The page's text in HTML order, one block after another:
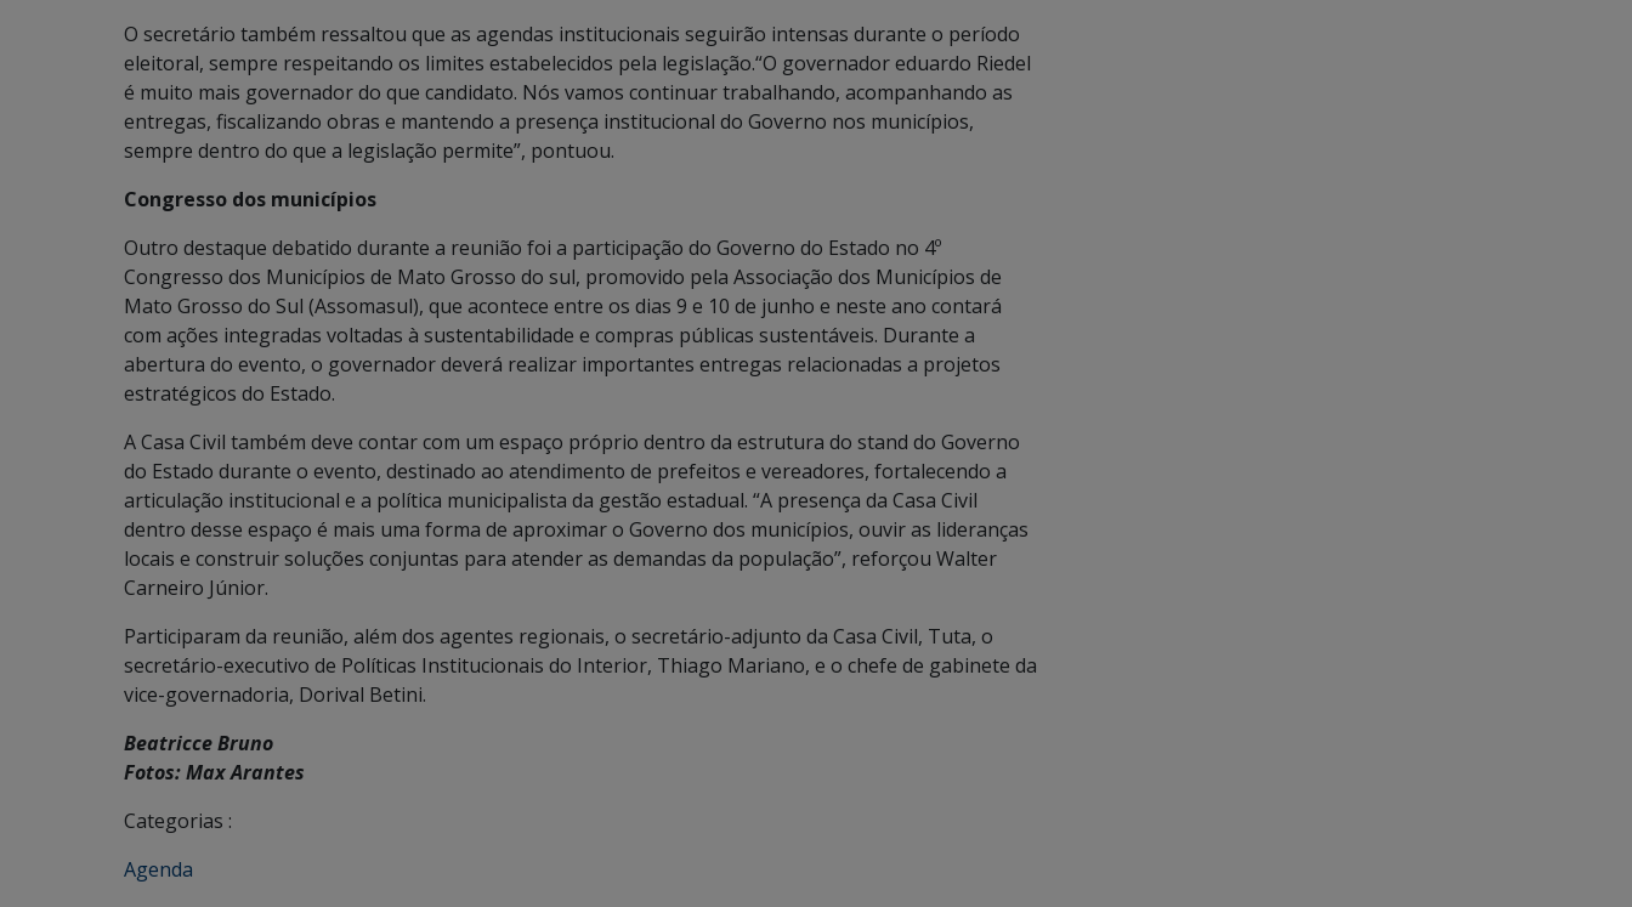
O secretário também ressaltou que as agendas institucionais seguirão intensas durante o período
eleitoral, sempre respeitando os limites estabelecidos pela legislação.“O governador eduardo Riedel
é muito mais governador do que candidato. Nós vamos continuar trabalhando, acompanhando as
entregas, fiscalizando obras e mantendo a presença institucional do Governo nos municípios,
sempre dentro do que a legislação permite”, pontuou.
Congresso dos municípios
Outro destaque debatido durante a reunião foi a participação do Governo do Estado no 4º
Congresso dos Municípios de Mato Grosso do sul, promovido pela Associação dos Municípios de
Mato Grosso do Sul (Assomasul), que acontece entre os dias 9 e 10 de junho e neste ano contará
com ações integradas voltadas à sustentabilidade e compras públicas sustentáveis. Durante a
abertura do evento, o governador deverá realizar importantes entregas relacionadas a projetos
estratégicos do Estado.
A Casa Civil também deve contar com um espaço próprio dentro da estrutura do stand do Governo
do Estado durante o evento, destinado ao atendimento de prefeitos e vereadores, fortalecendo a
articulação institucional e a política municipalista da gestão estadual. “A presença da Casa Civil
dentro desse espaço é mais uma forma de aproximar o Governo dos municípios, ouvir as lideranças
locais e construir soluções conjuntas para atender as demandas da população”, reforçou Walter
Carneiro Júnior.
Participaram da reunião, além dos agentes regionais, o secretário-adjunto da Casa Civil, Tuta, o
secretário-executivo de Políticas Institucionais do Interior, Thiago Mariano, e o chefe de gabinete da
vice-governadoria, Dorival Betini.
Beatricce Bruno
Fotos: Max Arantes
Categorias :
Agenda